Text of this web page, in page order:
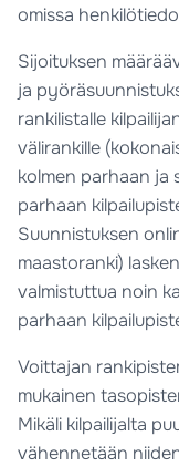
omissa
Sijoituksen
ja
rankilistalle
välirankille
kolmen parhaan ja
parhaan
Suunnistuksen
maastoranki)
valmistuttua noin
parhaan
Voittajan
mukainen
Mikäli kilpailijalta
vähennetään